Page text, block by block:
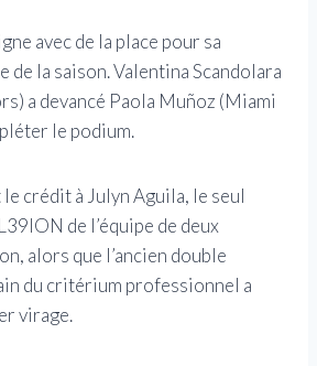
avec de la place pour sa
de la saison. Valentina Scandolara
a devancé Paola Muñoz (Miami
le podium.
le crédit à Julyn Aguila, le seul
de l’équipe de deux
alors que l’ancien double
du critérium professionnel a
virage.